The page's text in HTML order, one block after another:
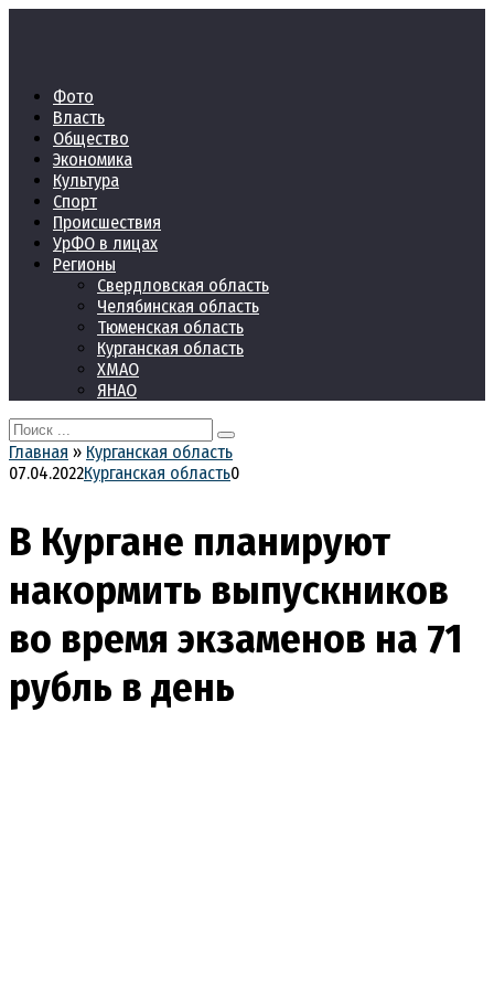
Фото
Власть
Общество
Экономика
Культура
Спорт
Происшествия
УрФО в лицах
Регионы
Свердловская область
Челябинская область
Тюменская область
Курганская область
ХМАО
ЯНАО
Search
for:
Главная » Курганская область
07.04.2022Курганская область0
В Кургане планируют
накормить выпускников
во время экзаменов на 71
рубль в день